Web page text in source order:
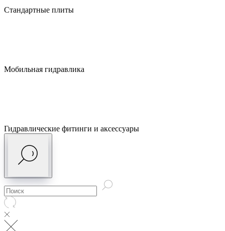
Стандартные плиты
Мобильная гидравлика
Гидравлические фитинги и аксессуары